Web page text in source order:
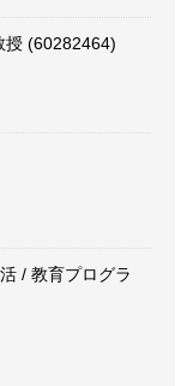
授 (60282464)
/ 教育プログラ